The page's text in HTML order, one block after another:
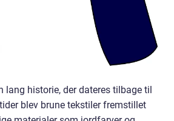
lang historie, der dateres tilbage til
blev brune tekstiler fremstillet